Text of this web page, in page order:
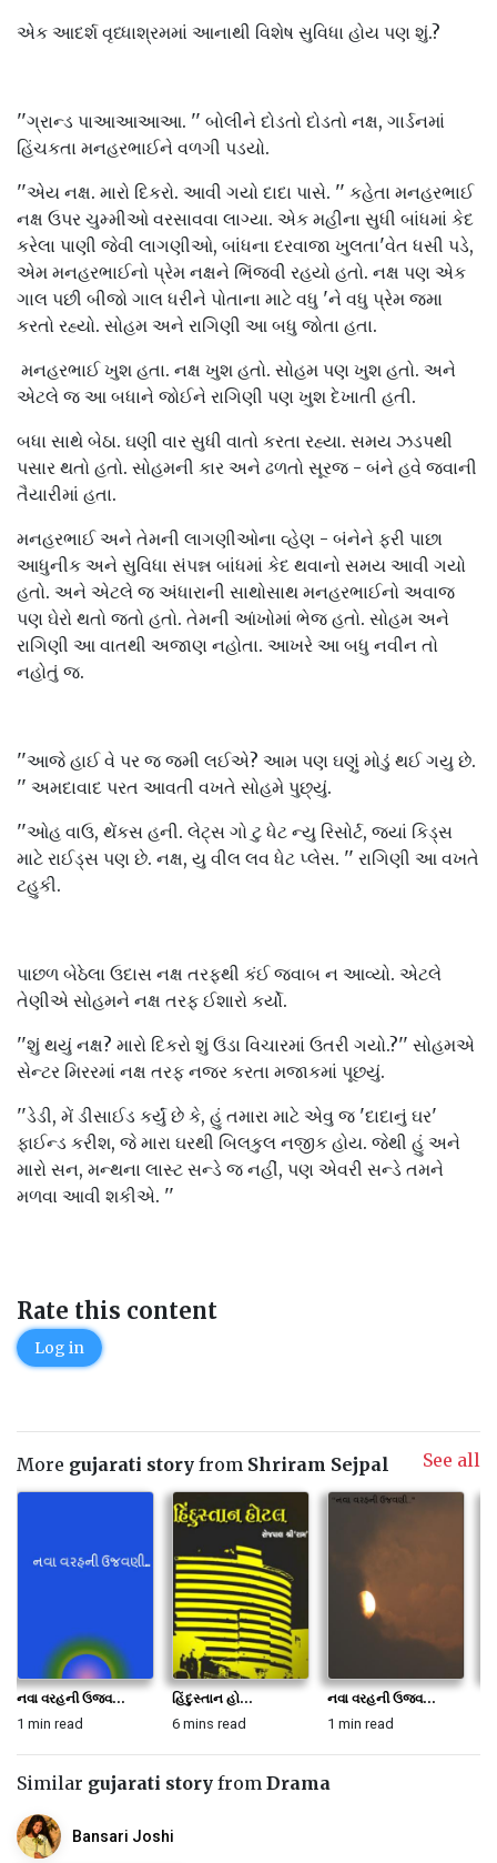
એક આદર્શ વૃધ્ધાશ્રમમાં આનાથી વિશેષ સુવિધા હોય પણ શું.?
''ગ્રાન્ડ પાઆઆઆઆ. '' બોલીને દોડતો દોડતો નક્ષ, ગાર્ડનમાં
હિંચકતા મનહરભાઈને વળગી પડયો.
''એય નક્ષ. મારો દિકરો. આવી ગયો દાદા પાસે. '' કહેતા મનહરભાઈ
નક્ષ ઉપર ચુમ્મીઓ વરસાવવા લાગ્યા. એક મહીના સુધી બાંધમાં કેદ
કરેલા પાણી જેવી લાગણીઓ, બાંધના દરવાજા ખુલતા'વેત ધસી પડે,
એમ મનહરભાઈનો પ્રેમ નક્ષને ભિંજવી રહયો હતો. નક્ષ પણ એક
ગાલ પછી બીજો ગાલ ધરીને પોતાના માટે વધુ 'ને વધુ પ્રેમ જમા
કરતો રહ્યો. સોહમ અને રાગિણી આ બધુ જોતા હતા.
મનહરભાઈ ખુશ હતા. નક્ષ ખુશ હતો. સોહમ પણ ખુશ હતો. અને
એટલે જ આ બધાને જોઈને રાગિણી પણ ખુશ દેખાતી હતી.
બધા સાથે બેઠા. ઘણી વાર સુધી વાતો કરતા રહ્યા. સમય ઝડપથી
પસાર થતો હતો. સોહમની કાર અને ઢળતો સૂરજ - બંને હવે જવાની
તૈયારીમાં હતા.
મનહરભાઈ અને તેમની લાગણીઓના વ્હેણ - બંનેને ફરી પાછા
આધુનીક અને સુવિધા સંપન્ન બાંધમાં કેદ થવાનો સમય આવી ગયો
હતો. અને એટલે જ અંધારાની સાથોસાથ મનહરભાઈનો અવાજ
પણ ઘેરો થતો જતો હતો. તેમની આંખોમાં ભેજ હતો. સોહમ અને
રાગિણી આ વાતથી અજાણ નહોતા. આખરે આ બધુ નવીન તો
નહોતું જ.
''આજે હાઈ વે પર જ જમી લઈએ? આમ પણ ઘણું મોડું થઈ ગયુ છે.
'' અમદાવાદ પરત આવતી વખતે સોહમે પુછ્યું.
''ઓહ વાઉ, થેંકસ હની. લેટ્સ ગો ટુ ધેટ ન્યુ રિસોર્ટ, જયાં કિડ્સ
માટે રાઈડ્સ પણ છે. નક્ષ, યુ વીલ લવ ધેટ પ્લેસ. '' રાગિણી આ વખતે
ટહુકી.
પાછળ બેઠેલા ઉદાસ નક્ષ તરફથી કંઈ જવાબ ન આવ્યો. એટલે
તેણીએ સોહમને નક્ષ તરફ ઈશારો કર્યો.
''શું થયું નક્ષ? મારો દિકરો શું ઉંડા વિચારમાં ઉતરી ગયો.?'' સોહમએ
સેન્ટર મિરરમાં નક્ષ તરફ નજર કરતા મજાકમાં પૂછયું.
''ડેડી, મેં ડીસાઈડ કર્યું છે કે, હું તમારા માટે એવુ જ 'દાદાનું ઘર'
ફાઈન્ડ કરીશ, જે મારા ઘરથી બિલકુલ નજીક હોય. જેથી હું અને
મારો સન, મન્થના લાસ્ટ સન્ડે જ નહીં, પણ એવરી સન્ડે તમને
મળવા આવી શકીએ. ''
Rate this content
Log in
More gujarati story from Shriram Sejpal See all
નવા વરહની ઉજવ...
1 min read
હિંદુસ્તાન હો...
6 mins read
નવા વરહની ઉજવ...
1 min read
Similar gujarati story from Drama
Bansari Joshi